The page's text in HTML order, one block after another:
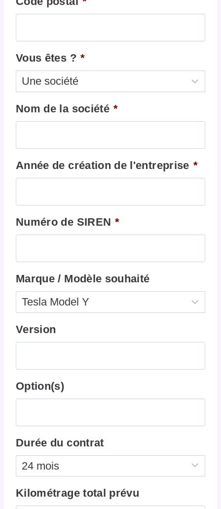
Vous êtes ? *
Nom de la société *
Année de création de l'entreprise *
Numéro de SIREN *
Marque / Modèle souhaité
Version
Option(s)
Durée du contrat
Kilométrage total prévu